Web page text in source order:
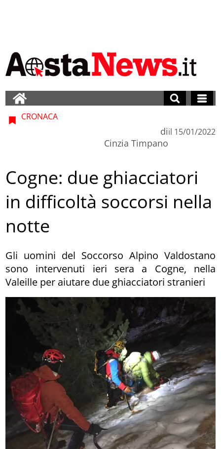
CRONACA
di
Cinzia Timpano
il 15/01/2022
Cogne: due ghiacciatori
in difficoltà soccorsi nella
notte
Gli uomini del Soccorso Alpino Valdostano
sono intervenuti ieri sera a Cogne, nella
Valeille per aiutare due ghiacciatori stranieri